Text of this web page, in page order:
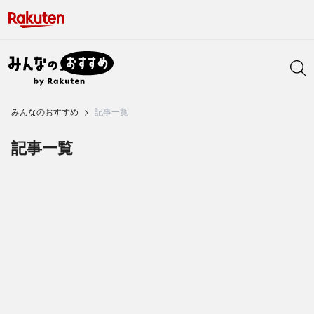
みんなのおすすめ 記事一覧
記事一覧